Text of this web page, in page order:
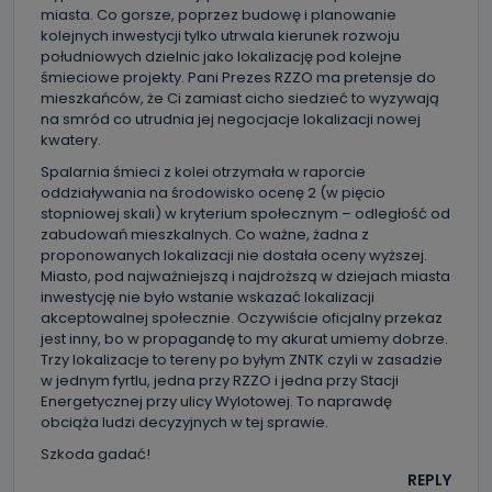
Wielkopolski (63-400) przy ul. Wolności 19.
Kiedy i komu możemy przekazać
Państwa dane?
Telewizja Kablowa Pro-Art z siedzibą w miejscowości
Ostrów Wielkopolski (63-400) przy ul. Wolności 19 nie
przekazuje Państwa danych osobowych podmiotom
trzecim, jak również nie są one wykorzystywane w
procesach zautomatyzowanego profilowania.
Co mogą Państwo zrobić z
przekazanymi nam danymi?
Po wyrażeniu zgody na przetwarzanie danych osobowych,
mają Państwo prawo do żądania od Telewizji Kablowa
Pro-Art z siedzibą w miejscowości Ostrów Wielkopolski (63-
400) przy ul. Wolności 19 dostępu do danych osobowych
dotyczących Państwa oraz uzyskania ich kopii, a także
żądania ich sprostowania, usunięcia danych,
ograniczenia ich przetwarzania oraz prawo wniesienia
sprzeciwu wobec ich przetwarzania.
Do kiedy Państwa dane osobowe będą
przechowywane?
miasta. Co gorsze, poprzez budowę i planowanie
kolejnych inwestycji tylko utrwala kierunek rozwoju
południowych dzielnic jako lokalizację pod kolejne
śmieciowe projekty. Pani Prezes RZZO ma pretensje do
mieszkańców, że Ci zamiast cicho siedzieć to wyzywają
na smród co utrudnia jej negocjacje lokalizacji nowej
kwatery.
Spalarnia śmieci z kolei otrzymała w raporcie
oddziaływania na środowisko ocenę 2 (w pięcio
stopniowej skali) w kryterium społecznym – odległość od
zabudowań mieszkalnych. Co ważne, żadna z
proponowanych lokalizacji nie dostała oceny wyższej.
Miasto, pod najważniejszą i najdroższą w dziejach miasta
inwestycję nie było wstanie wskazać lokalizacji
akceptowalnej społecznie. Oczywiście oficjalny przekaz
jest inny, bo w propagandę to my akurat umiemy dobrze.
Trzy lokalizacje to tereny po byłym ZNTK czyli w zasadzie
w jednym fyrtlu, jedna przy RZZO i jedna przy Stacji
Energetycznej przy ulicy Wylotowej. To naprawdę
obciąża ludzi decyzyjnych w tej sprawie.
Szkoda gadać!
REPLY